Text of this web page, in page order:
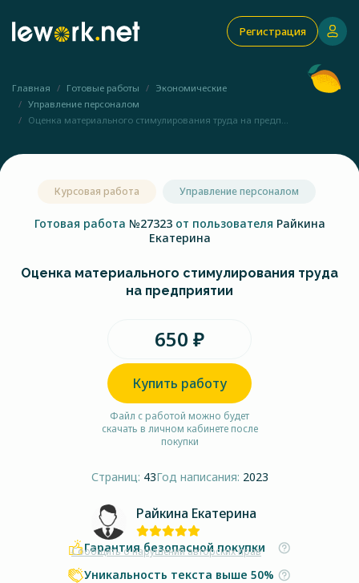
Регистрация
Главная Готовые работы
Экономические
Управление персоналом
Оценка материального стимулирования труда на предп...
Курсовая работа Управление персоналом
Готовая работа №27323 от пользователя Райкина
Екатерина
Оценка материального стимулирования труда
на предприятии
650 ₽
Купить работу
Файл с работой можно будет
скачать в личном кабинете после
покупки
Страниц: 43Год написания: 2023
Райкина Екатерина
Сообщить о нарушении авторских прав
Гарантия безопасной покупки
Уникальность текста выше 50%